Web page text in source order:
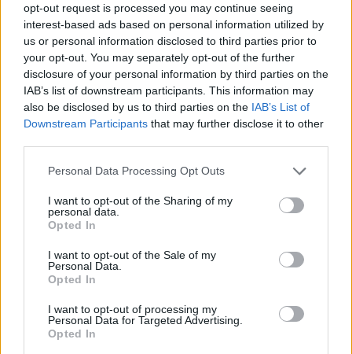
opt-out request is processed you may continue seeing
interest-based ads based on personal information utilized by
us or personal information disclosed to third parties prior to
your opt-out. You may separately opt-out of the further
disclosure of your personal information by third parties on the
IAB’s list of downstream participants. This information may
also be disclosed by us to third parties on the IAB’s List of
Downstream Participants that may further disclose it to other
Please note that this website/app uses one or more Google
not limited to your visit or usage behaviour. You may click to
grant or deny consent to Google and its third-party tags to
use your data for below specified purposes in below Google
consent section.
Personal Data Processing Opt Outs
I want to opt-out of the Sharing of my
personal data.
Opted In
I want to opt-out of the Sale of my
Personal Data.
Opted In
I want to opt-out of processing my
Personal Data for Targeted Advertising.
Opted In
(Gundel Takács)
24. Most nem akarok beleszólni, mert gyásszünet van.
(Knézy)
25. Lássuk, Somogyi vajon el tudja-e végezni a
bedobást? (Knézy)
26. Szegény Koszta, biztos elátkoszta ezt a pillanatot.
(Gundel egy öngólról)
27. Taffarel nem volt lesen. (Gundel a brazil kapusról)
28. A Vasas kapusa, Kakas dobja ki a labdát, amely
hozzáteszem, hogy a játékvezető Maczkó, akkor itt az
egész állatkert. (Vass István Z.)
(Gundel)
30. Milyen jól el lehetne adni ezeket a játékosokat, ha
gépkocsik lennének. Az eladónak csak annyit kellene
mondania: ezt nézze uram, alig futott. (Vass István Z.)
31. A kapuban Király, Sebők, Mátyus, Fehér. (Rokob P.)